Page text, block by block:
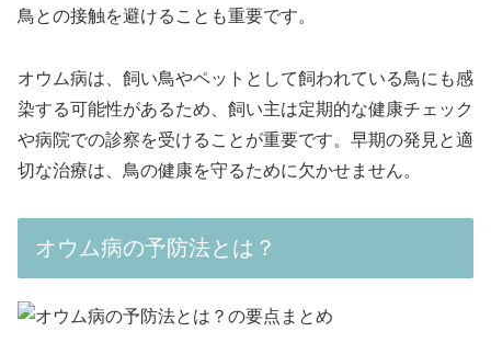
鳥との接触を避けることも重要です。
オウム病は、飼い鳥やペットとして飼われている鳥にも感
染する可能性があるため、飼い主は定期的な健康チェック
や病院での診察を受けることが重要です。早期の発見と適
切な治療は、鳥の健康を守るために欠かせません。
オウム病の予防法とは？